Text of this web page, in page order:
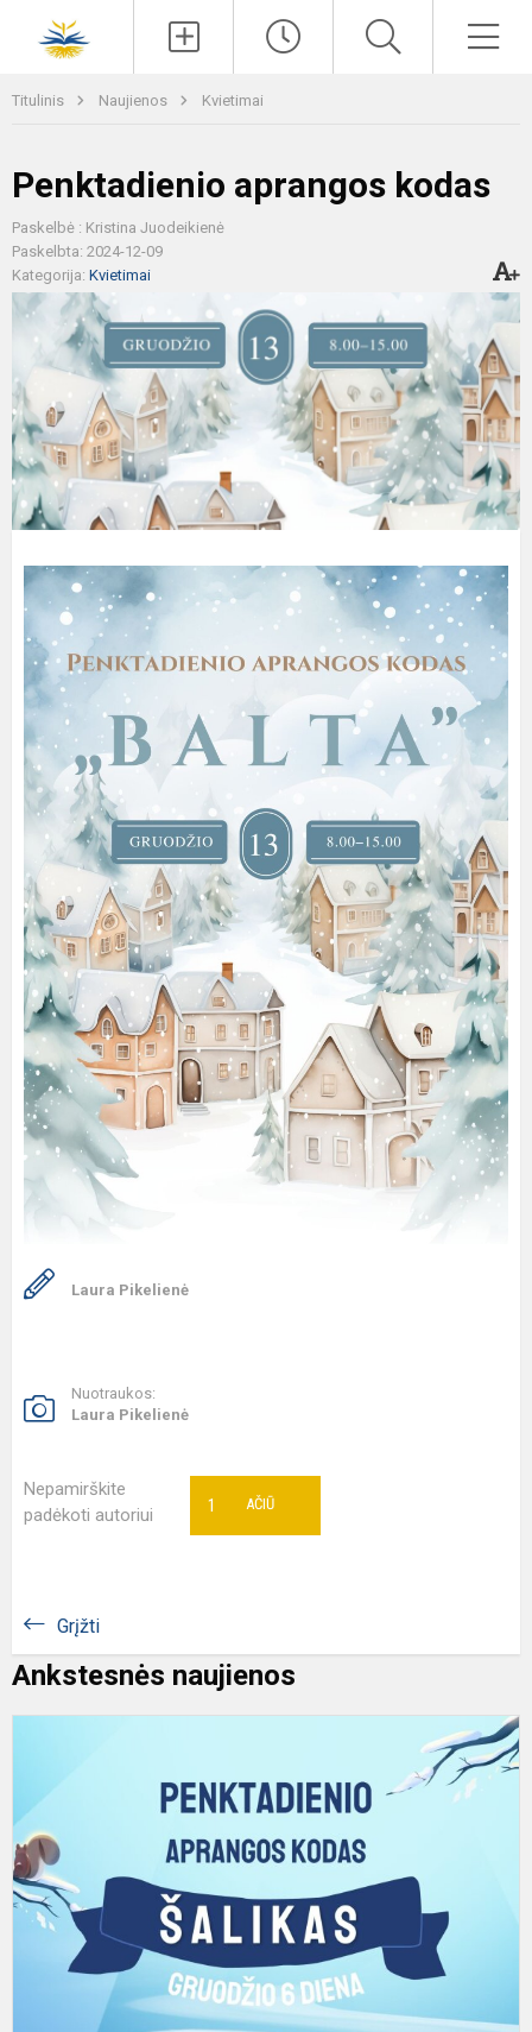
Titulinis Naujienos Kvietimai
Penktadienio aprangos kodas
Paskelbė : Kristina Juodeikienė
Paskelbta: 2024-12-09
Kategorija: Kvietimai
Laura Pikelienė
Nuotraukos:
Laura Pikelienė
Nepamirškite
padėkoti autoriui
AČIŪ
1
Grįžti
Ankstesnės naujienos